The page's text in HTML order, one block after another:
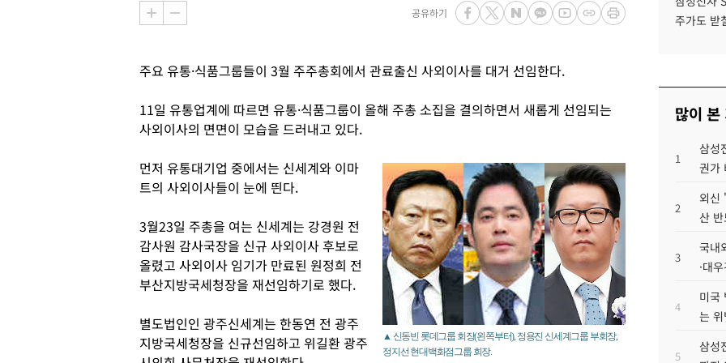
공유하기
주요 유통·식품그룹들이 3월 주주총회에서 관료출신 사외이사를 대거 선임한다.
11일 유통업계에 따르면 유통·식품그룹이 올해 주총 소집을 결의하면서 새롭게 선임되는
사외이사의 면면이 모습을 드러내고 있다.
▲ 신동빈 롯데그룹 회장(왼쪽부터), 정용진 신세계그룹 부회장,
정지선 현대백화점그룹 회장.
먼저 유통대기업 중에서는 신세계와 이마
트의 사외이사들이 눈에 띈다.
3월23일 주총을 여는 신세계는 강경원 전
감사원 감사국장을 신규 사외이사 후보로
올렸고 사외이사 임기가 만료된 원정희 전
부산지방국세청장을 재선임하기로 했다.
별도법인인 광주신세계는 한동연 전 광주
지방국세청장을 신규선임하고 위길환 광주
주가도 받
많이 본
1
삼성
권가
2
외신
산
3
국내
·대
4
미국
는
5
삼성